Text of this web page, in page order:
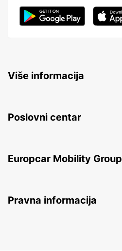
Više informacija
Poslovni centar
Europcar Mobility Group
Pravna informacija